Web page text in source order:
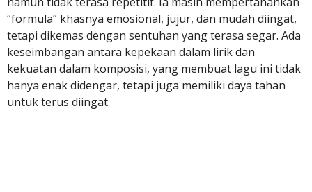
“formula” khasnya emosional, jujur, dan mudah diingat,
tetapi dikemas dengan sentuhan yang terasa segar. Ada
keseimbangan antara kepekaan dalam lirik dan
kekuatan dalam komposisi, yang membuat lagu ini tidak
hanya enak didengar, tetapi juga memiliki daya tahan
untuk terus diingat.